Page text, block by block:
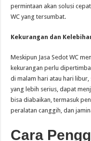
permintaan akan solusi
WC yang tersumbat.
Kekurangan dan
Meskipun Jasa Sedot WC
kekurangan perlu
di malam hari atau hari libur,
yang lebih serius, dapat
bisa diabaikan, termasuk
peralatan canggih, dan
Cara